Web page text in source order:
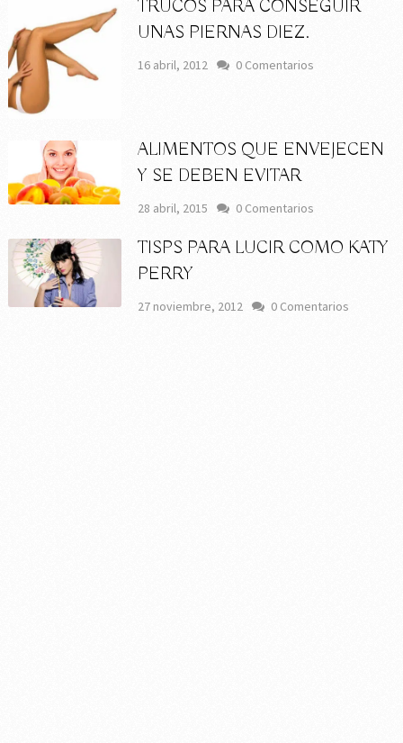
TRUCOS PARA CONSEGUIR
UNAS PIERNAS DIEZ.
16 abril, 2012 0 Comentarios
ALIMENTOS QUE ENVEJECEN
Y SE DEBEN EVITAR
28 abril, 2015 0 Comentarios
TISPS PARA LUCIR COMO KATY
PERRY
27 noviembre, 2012 0 Comentarios